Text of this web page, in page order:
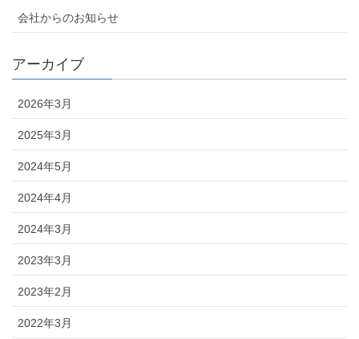
会社からのお知らせ
アーカイブ
2026年3月
2025年3月
2024年5月
2024年4月
2024年3月
2023年3月
2023年2月
2022年3月